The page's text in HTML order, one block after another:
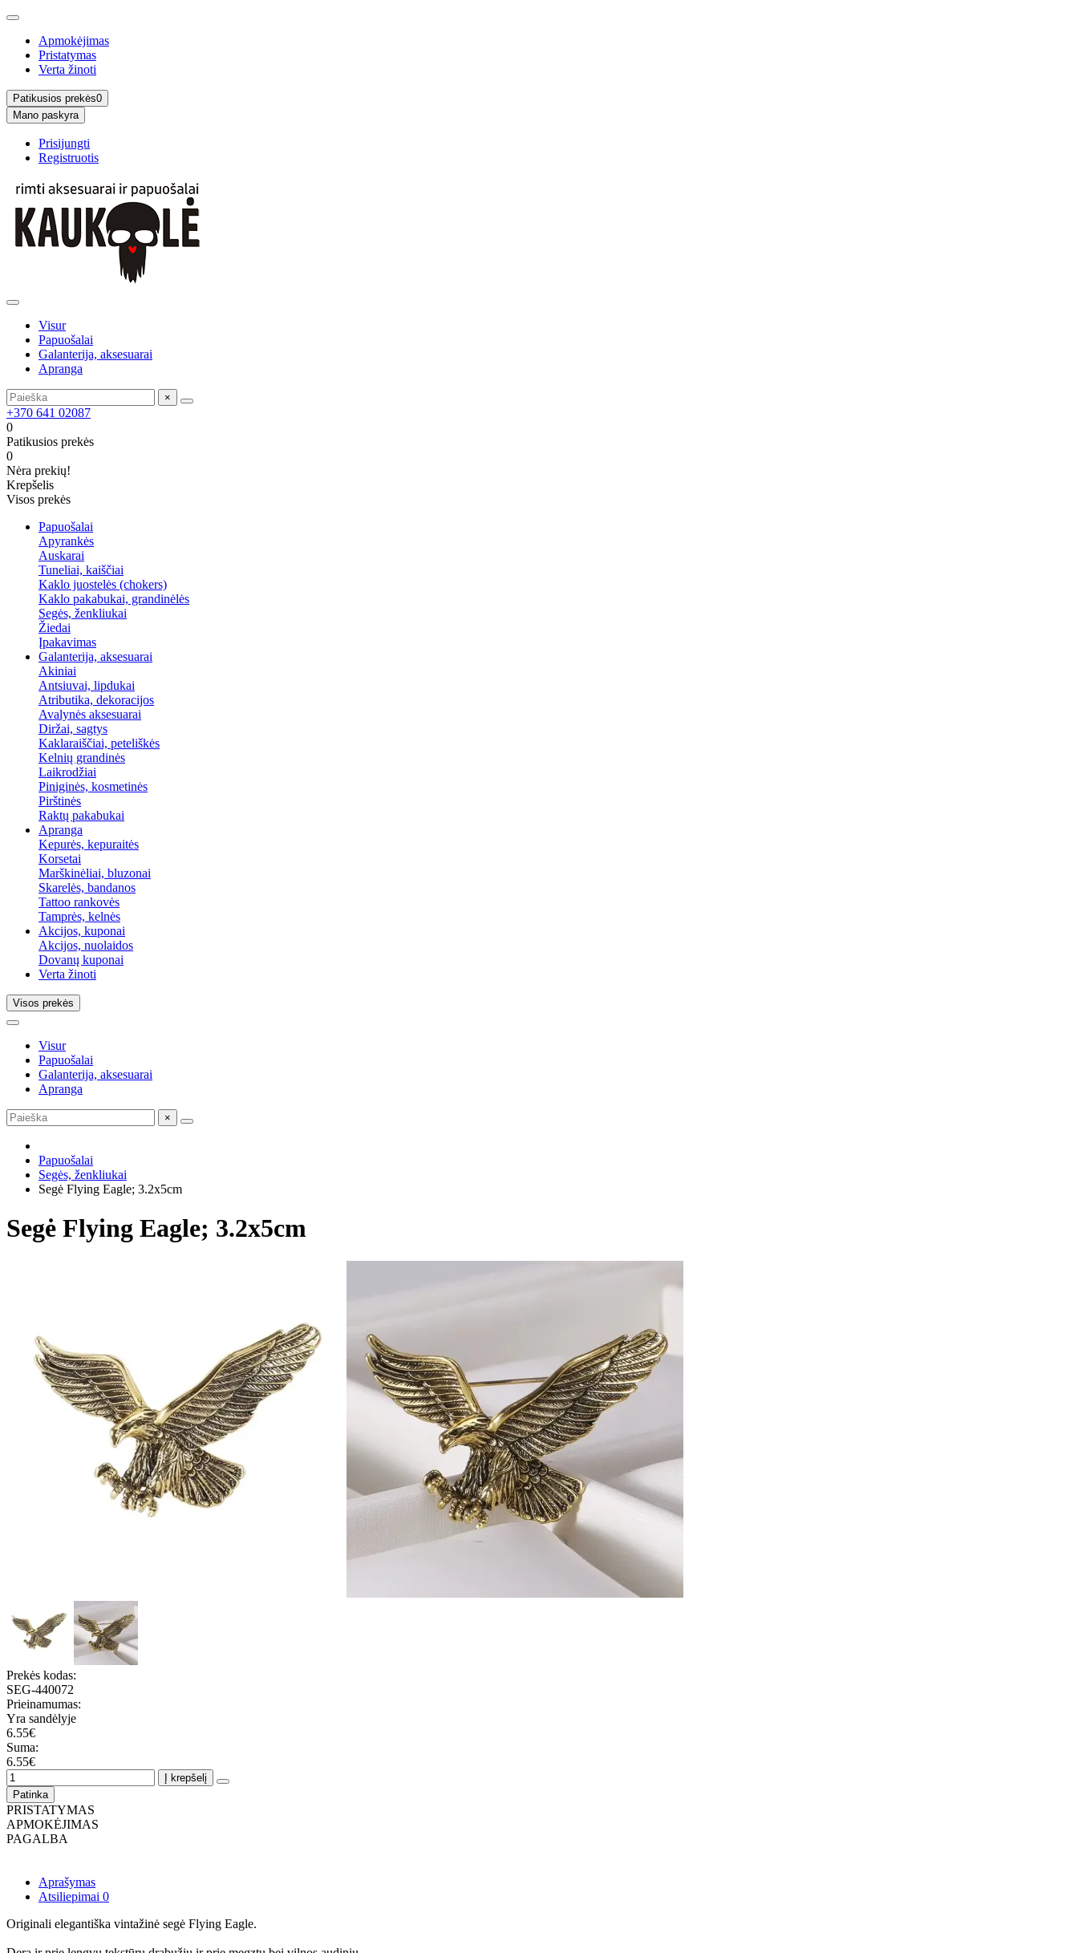
Apmokėjimas
Pristatymas
Verta žinoti
Patikusios prekės0
Mano paskyra
Prisijungti
Registruotis
Visur
Papuošalai
Galanterija, aksesuarai
Apranga
×
+370 641 02087
0
Patikusios prekės
0
Nėra prekių!
Krepšelis
Visos prekės
Papuošalai
Apyrankės
Auskarai
Tuneliai, kaiščiai
Kaklo juostelės (chokers)
Kaklo pakabukai, grandinėlės
Segės, ženkliukai
Žiedai
Įpakavimas
Galanterija, aksesuarai
Akiniai
Antsiuvai, lipdukai
Atributika, dekoracijos
Avalynės aksesuarai
Diržai, sagtys
Kaklaraiščiai, peteliškės
Kelnių grandinės
Laikrodžiai
Piniginės, kosmetinės
Pirštinės
Raktų pakabukai
Apranga
Kepurės, kepuraitės
Korsetai
Marškinėliai, bluzonai
Skarelės, bandanos
Tattoo rankovės
Tamprės, kelnės
Akcijos, kuponai
Akcijos, nuolaidos
Dovanų kuponai
Verta žinoti
Visos prekės
Visur
Papuošalai
Galanterija, aksesuarai
Apranga
×
Papuošalai
Segės, ženkliukai
Segė Flying Eagle; 3.2x5cm
Segė Flying Eagle; 3.2x5cm
Prekės kodas:
SEG-440072
Prieinamumas:
Yra sandėlyje
6.55€
Suma:
6.55€
Į krepšelį
Patinka
PRISTATYMAS
APMOKĖJIMAS
PAGALBA
Aprašymas
Atsiliepimai 0
Originali elegantiška vintažinė segė Flying Eagle.